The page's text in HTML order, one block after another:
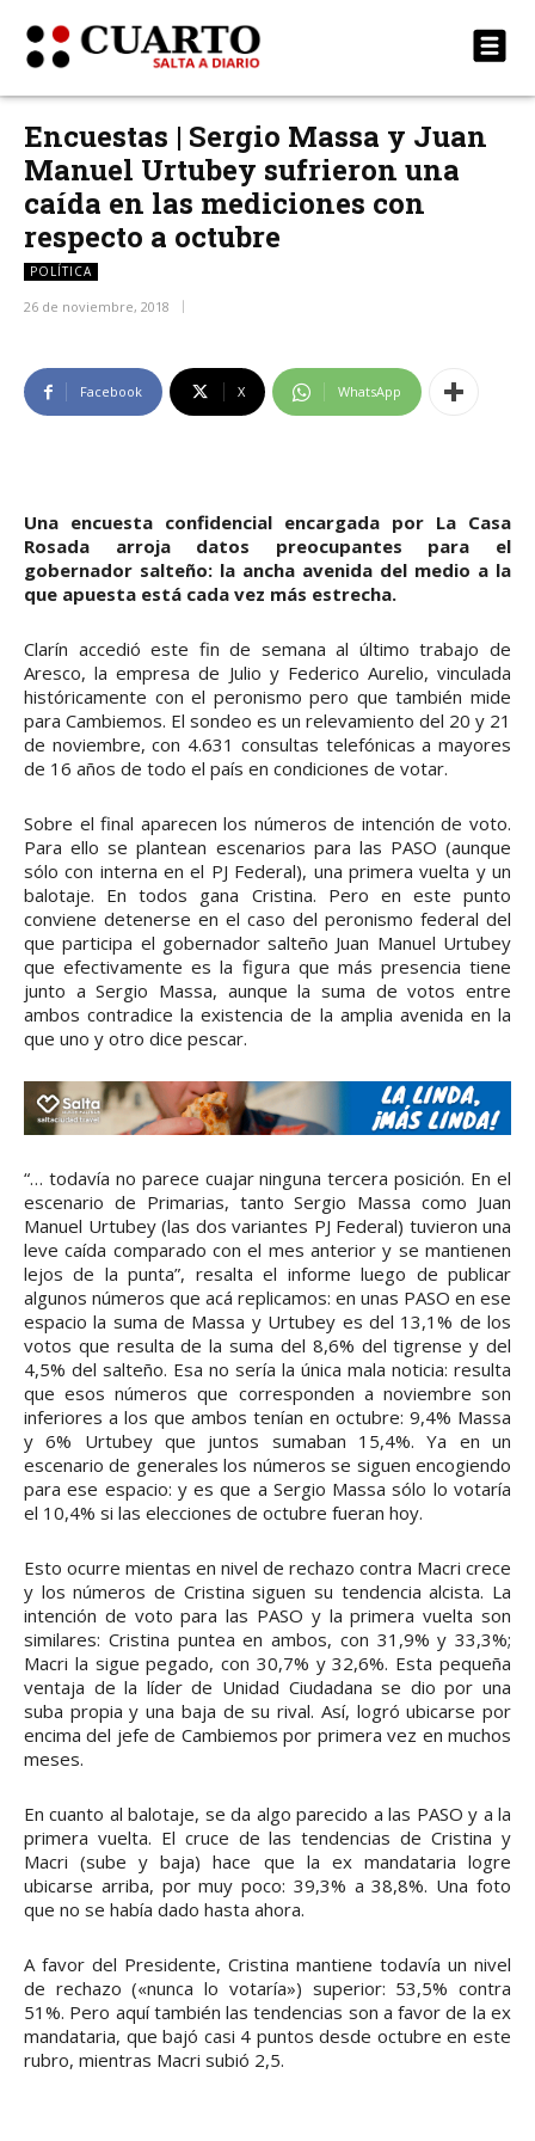
Encuestas | Sergio Massa y Juan
Manuel Urtubey sufrieron una
caída en las mediciones con
respecto a octubre
POLÍTICA
26 de noviembre, 2018
Facebook X WhatsApp
Una encuesta confidencial encargada por La Casa
Rosada arroja datos preocupantes para el
gobernador salteño: la ancha avenida del medio a la
que apuesta está cada vez más estrecha.
Clarín accedió este fin de semana al último trabajo de
Aresco, la empresa de Julio y Federico Aurelio, vinculada
históricamente con el peronismo pero que también mide
para Cambiemos. El sondeo es un relevamiento del 20 y 21
de noviembre, con 4.631 consultas telefónicas a mayores
de 16 años de todo el país en condiciones de votar.
Sobre el final aparecen los números de intención de voto.
Para ello se plantean escenarios para las PASO (aunque
sólo con interna en el PJ Federal), una primera vuelta y un
balotaje. En todos gana Cristina. Pero en este punto
conviene detenerse en el caso del peronismo federal del
que participa el gobernador salteño Juan Manuel Urtubey
que efectivamente es la figura que más presencia tiene
junto a Sergio Massa, aunque la suma de votos entre
ambos contradice la existencia de la amplia avenida en la
que uno y otro dice pescar.
“… todavía no parece cuajar ninguna tercera posición. En el
escenario de Primarias, tanto Sergio Massa como Juan
Manuel Urtubey (las dos variantes PJ Federal) tuvieron una
leve caída comparado con el mes anterior y se mantienen
lejos de la punta”, resalta el informe luego de publicar
algunos números que acá replicamos: en unas PASO en ese
espacio la suma de Massa y Urtubey es del 13,1% de los
votos que resulta de la suma del 8,6% del tigrense y del
4,5% del salteño. Esa no sería la única mala noticia: resulta
que esos números que corresponden a noviembre son
inferiores a los que ambos tenían en octubre: 9,4% Massa
y 6% Urtubey que juntos sumaban 15,4%. Ya en un
escenario de generales los números se siguen encogiendo
para ese espacio: y es que a Sergio Massa sólo lo votaría
el 10,4% si las elecciones de octubre fueran hoy.
Esto ocurre mientas en nivel de rechazo contra Macri crece
y los números de Cristina siguen su tendencia alcista. La
intención de voto para las PASO y la primera vuelta son
similares: Cristina puntea en ambos, con 31,9% y 33,3%;
Macri la sigue pegado, con 30,7% y 32,6%. Esta pequeña
ventaja de la líder de Unidad Ciudadana se dio por una
suba propia y una baja de su rival. Así, logró ubicarse por
encima del jefe de Cambiemos por primera vez en muchos
meses.
En cuanto al balotaje, se da algo parecido a las PASO y a la
primera vuelta. El cruce de las tendencias de Cristina y
Macri (sube y baja) hace que la ex mandataria logre
ubicarse arriba, por muy poco: 39,3% a 38,8%. Una foto
que no se había dado hasta ahora.
A favor del Presidente, Cristina mantiene todavía un nivel
de rechazo («nunca lo votaría») superior: 53,5% contra
51%. Pero aquí también las tendencias son a favor de la ex
mandataria, que bajó casi 4 puntos desde octubre en este
rubro, mientras Macri subió 2,5.